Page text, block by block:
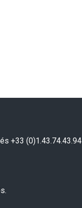
+33 (0)1.43.74.43.94